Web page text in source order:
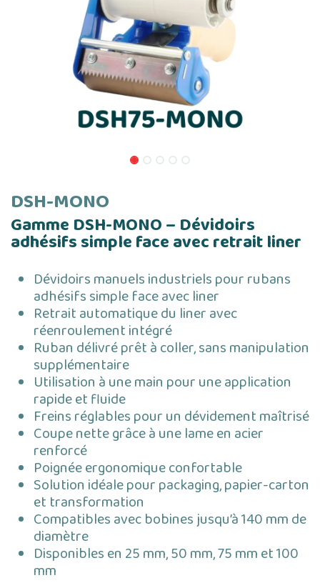
DSH-MONO
Gamme DSH-MONO – Dévidoirs
adhésifs simple face avec retrait liner
Dévidoirs manuels industriels pour rubans
adhésifs simple face avec liner
Retrait automatique du liner avec
réenroulement intégré
Ruban délivré prêt à coller, sans manipulation
supplémentaire
Utilisation à une main pour une application
rapide et fluide
Freins réglables pour un dévidement maîtrisé
Coupe nette grâce à une lame en acier
renforcé
Poignée ergonomique confortable
Solution idéale pour packaging, papier-carton
et transformation
Compatibles avec bobines jusqu’à 140 mm de
diamètre
Disponibles en 25 mm, 50 mm, 75 mm et 100
mm